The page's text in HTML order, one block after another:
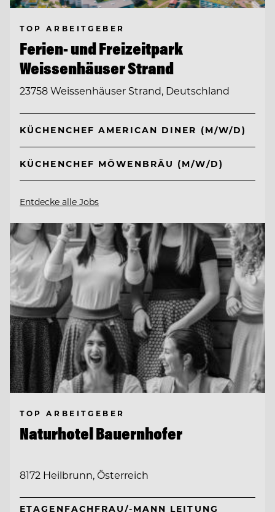
TOP ARBEITGEBER
Ferien- und Freizeitpark
Weissenhäuser Strand
23758 Weissenhäuser Strand, Deutschland
KÜCHENCHEF AMERICAN DINER (M/W/D)
KÜCHENCHEF MÖWENBRÄU (M/W/D)
Entdecke alle Jobs
TOP ARBEITGEBER
Naturhotel Bauernhofer
8172 Heilbrunn, Österreich
ETAGENFACHFRAU/-MANN LEITUNG